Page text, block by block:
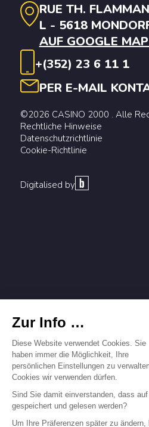
RUE TH.
L - 5618
AUF GOOGLE
+(352) 23 6 11 1
PER E-MAIL
©2026 CASINO 2000 . Alle
Rechtliche Hinweise
Datenschutzrichtlinie
Cookie-Richtlinie
Digitalised by